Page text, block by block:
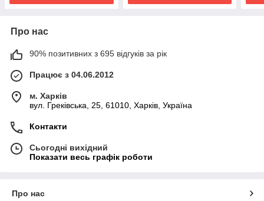
Про нас
90% позитивних з 695 відгуків за рік
Працює з 04.06.2012
м. Харків
вул. Греківська, 25, 61010, Харків, Україна
Контакти
Сьогодні вихідний
Показати весь графік роботи
Про нас